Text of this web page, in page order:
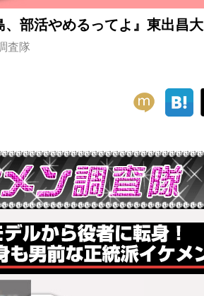
、部活やめるってよ』東出昌大
査隊